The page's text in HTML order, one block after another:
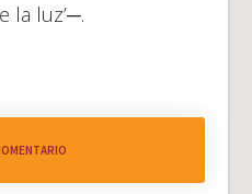
la luz’─.